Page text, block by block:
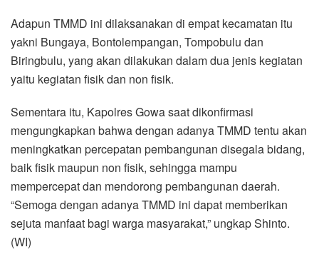
Adapun TMMD ini dilaksanakan di empat kecamatan itu
yakni Bungaya, Bontolempangan, Tompobulu dan
Biringbulu, yang akan dilakukan dalam dua jenis kegiatan
yaitu kegiatan fisik dan non fisik.
Sementara itu, Kapolres Gowa saat dikonfirmasi
mengungkapkan bahwa dengan adanya TMMD tentu akan
meningkatkan percepatan pembangunan disegala bidang,
baik fisik maupun non fisik, sehingga mampu
mempercepat dan mendorong pembangunan daerah.
“Semoga dengan adanya TMMD ini dapat memberikan
sejuta manfaat bagi warga masyarakat,” ungkap Shinto.
(WI)